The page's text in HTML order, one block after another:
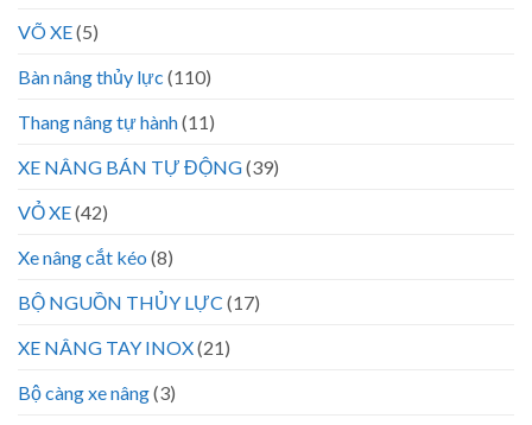
VÕ XE(5)
Bàn nâng thủy lực (110)
Thang nâng tự hành(11)
XE NÂNG BÁN TỰ ĐỘNG(39)
VỎ XE(42)
Xe nâng cắt kéo (8)
BỘ NGUỒN THỦY LỰC (17)
XE NÂNG TAY INOX(21)
Bộ càng xe nâng(3)